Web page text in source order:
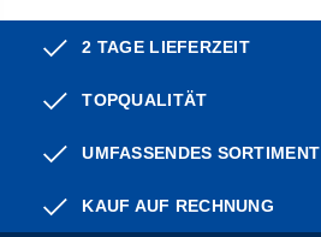
2 TAGE LIEFERZEIT
TOPQUALITÄT
UMFASSENDES SORTIMENT
KAUF AUF RECHNUNG